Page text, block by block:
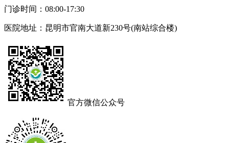
门诊时间：08:00-17:30
医院地址：昆明市官南大道新230号(南站综合楼)
官方微信公众号